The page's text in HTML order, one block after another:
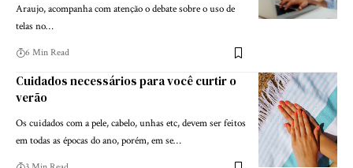
Araujo, acompanha com atenção o debate sobre o uso de
telas no…
6 Min Read
Cuidados necessários para você curtir o
verão
Os cuidados com a pele, cabelo, unhas etc, devem ser feitos
em todas as épocas do ano, porém, em se…